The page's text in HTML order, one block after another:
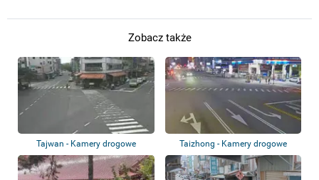
Zobacz także
Tajwan - Kamery drogowe Taizhong - Kamery drogowe